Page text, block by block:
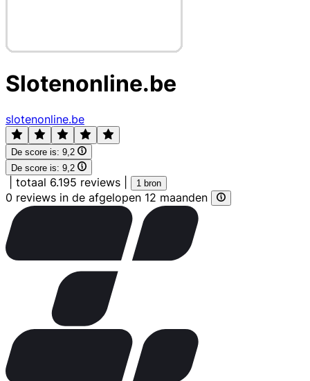
Slotenonline.be
slotenonline.be
De score is: 9,2
De score is: 9,2
totaal 6.195 reviews 1 bron
0 reviews in de afgelopen 12 maanden